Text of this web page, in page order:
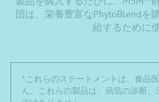
団は、栄養豊富なPhytoBlendを
給するために
* これらのステートメントは、食品
ん。これらの製品は、病気の診断
ではありません。